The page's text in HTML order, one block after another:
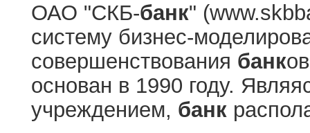
ОАО "СКБ-банк"
систему бизнес-
совершенствования банк
основан в 1990 году.
учреждением, банк